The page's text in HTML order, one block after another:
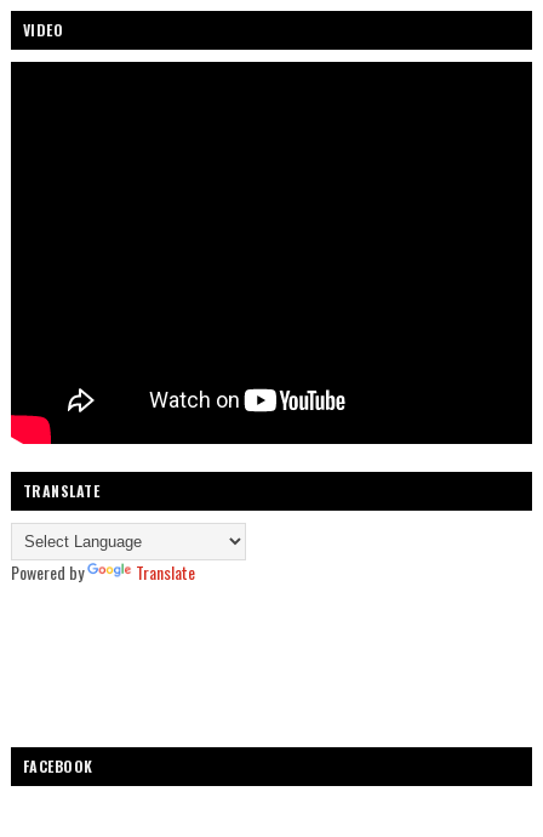
VIDEO
TRANSLATE
Powered by Translate
FACEBOOK